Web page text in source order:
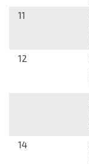
11
12
14